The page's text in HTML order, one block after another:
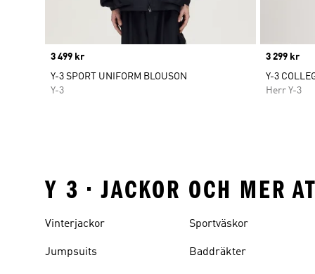
Price
3 499 kr
Y-3 SPORT UNIFORM BLOUSON
Y-3
Price
3 299 kr
Y-3
Herr Y-3
Y 3 • JACKOR OCH MER
Vinterjackor
Jumpsuits
Sportväskor
Baddräkter